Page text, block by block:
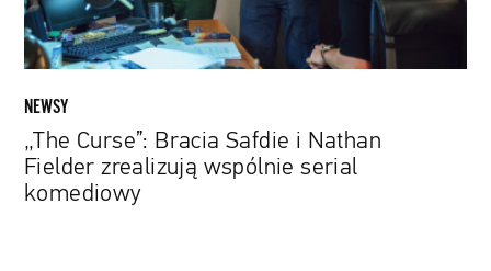
wspólnie
serial
komediowy
NEWSY
„The Curse”: Bracia Safdie i Nathan
Fielder zrealizują wspólnie serial
komediowy